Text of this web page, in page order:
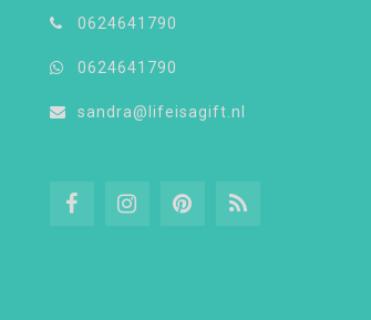
0624641790
0624641790
sandra@lifeisagift.nl